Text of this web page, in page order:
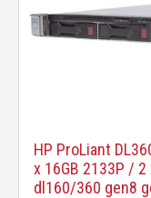
HP ProLiant
x 16GB 2133P /
dl160/360 gen8